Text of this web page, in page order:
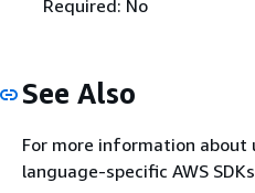
Required: No
See Also
For more information about
language-specific AWS